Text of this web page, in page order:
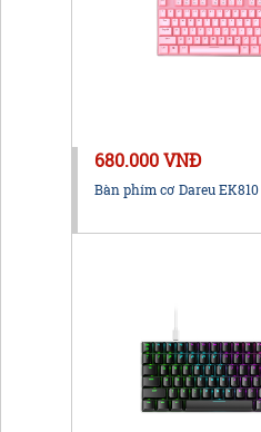
680.000 VNĐ
Bàn phím cơ Dareu EK810